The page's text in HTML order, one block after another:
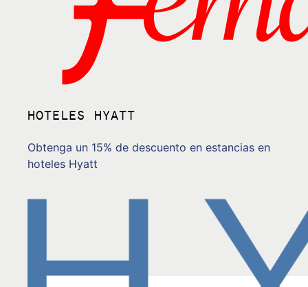
HOTELES HYATT
Obtenga un 15% de descuento en estancias en
hoteles Hyatt